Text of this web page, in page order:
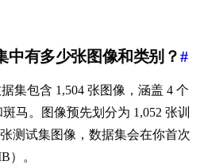
有多少张图像和类别？#
集包含 1,504 张图像，涵盖 4 个
马。图像预先划分为 1,052 张训
测试集图像，数据集会在你首次
）。